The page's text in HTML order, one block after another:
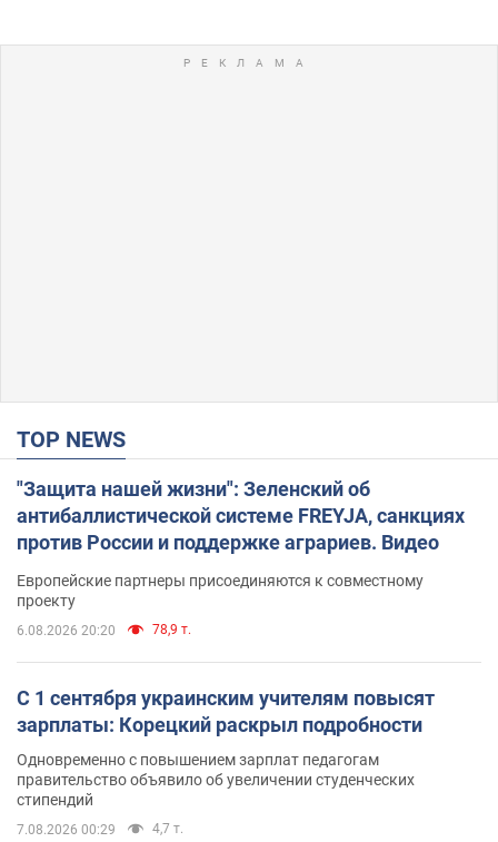
TOP NEWS
"Защита нашей жизни": Зеленский об
антибаллистической системе FREYJA, санкциях
против России и поддержке аграриев. Видео
Европейские партнеры присоединяются к совместному
проекту
6.08.2026 20:20 78,9 т.
С 1 сентября украинским учителям повысят
зарплаты: Корецкий раскрыл подробности
Одновременно с повышением зарплат педагогам
правительство объявило об увеличении студенческих
стипендий
7.08.2026 00:29 4,7 т.